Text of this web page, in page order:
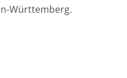
Württemberg.